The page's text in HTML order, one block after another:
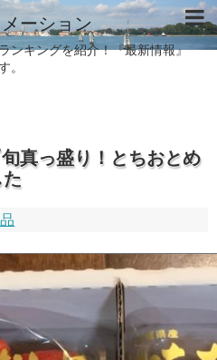
ーション
ンキングを紹介！『最新情報』
。
真っ盛り！とちおとめ